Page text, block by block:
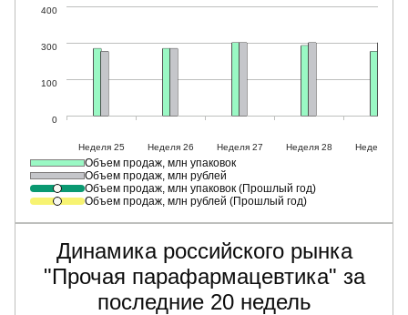
Объем продаж, млн упаковок
Объем продаж, млн рублей
Объем продаж, млн упаковок (Прошлый год)
Объем продаж, млн рублей (Прошлый год)
Динамика российского рынка
"Прочая парафармацевтика" за
последние 20 недель